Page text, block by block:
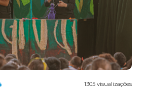
1305 visualizações